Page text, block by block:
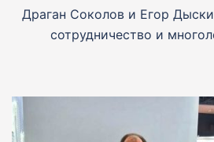
Драган Соколов и Егор
сотрудничество и